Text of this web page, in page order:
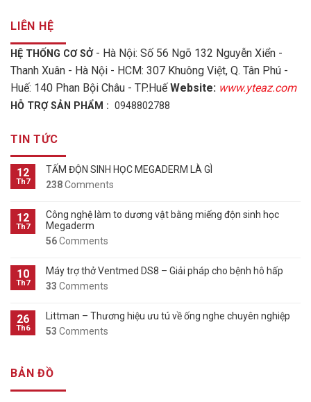
LIÊN HỆ
HỆ THỐNG CƠ SỞ - Hà Nội: Số 56 Ngõ 132 Nguyễn Xiển -
Thanh Xuân - Hà Nội - HCM: 307 Khuông Việt, Q. Tân Phú -
Huế: 140 Phan Bội Châu - TP.HuếWebsite: www.yteaz.com
HỖ TRỢ SẢN PHẨM : 0948802788
TIN TỨC
12
Th7
TẤM ĐỘN SINH HỌC MEGADERM LÀ GÌ
238Comments
12
Th7
Công nghệ làm to dương vật bằng miếng độn sinh học
Megaderm
56Comments
10
Th7
Máy trợ thở Ventmed DS8 – Giải pháp cho bệnh hô hấp
33 Comments
26
Th6
Littman – Thương hiệu ưu tú về ống nghe chuyên nghiệp
53 Comments
BẢN ĐỒ